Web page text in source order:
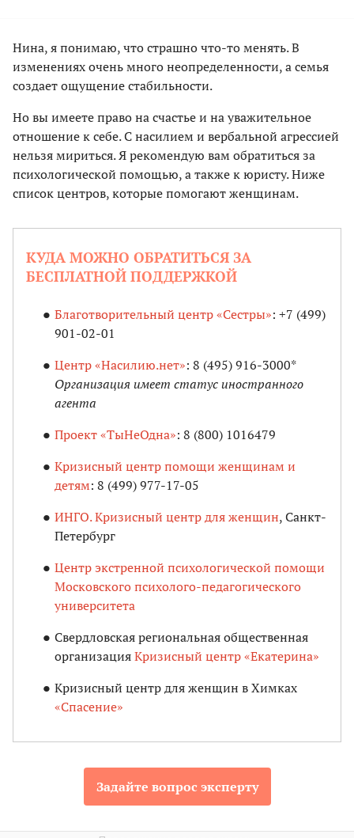
Нина, я понимаю, что страшно что-то менять. В
изменениях очень много неопределенности, а семья
создает ощущение стабильности.
Но вы имеете право на счастье и на уважительное
отношение к себе. С насилием и вербальной агрессией
нельзя мириться. Я рекомендую вам обратиться за
психологической помощью, а также к юристу. Ниже
список центров, которые помогают женщинам.
КУДА МОЖНО ОБРАТИТЬСЯ ЗА
БЕСПЛАТНОЙ ПОДДЕРЖКОЙ
Благотворительный центр «Сестры»: +7 (499)
901-02-01
Центр «Насилию.нет»: 8 (495) 916-3000*
Организация имеет статус иностранного
агента
Проект «ТыНеОдна»: 8 (800) 1016479
Кризисный центр помощи женщинам и
детям: 8 (499) 977-17-05
ИНГО. Кризисный центр для женщин, Санкт-
Петербург
Центр экстренной психологической помощи
Московского психолого-педагогического
университета
Свердловская региональная общественная
организацияКризисный центр «Екатерина»
Кризисный центр для женщин в Химках
«Спасение»
Задайте вопрос эксперту